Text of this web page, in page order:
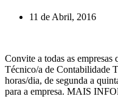
11 de Abril, 2016
Convite a todas as
Técnico/a de Contabilidade
horas/dia, de segunda a
para a empresa. MAIS